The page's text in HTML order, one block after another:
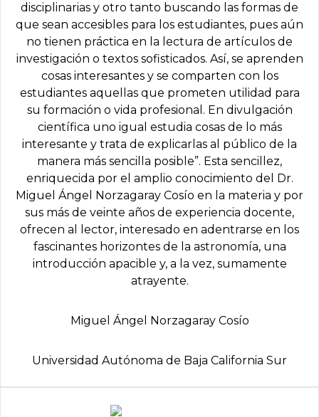
disciplinarias y otro tanto buscando las formas de
que sean accesibles para los estudiantes, pues aún
no tienen práctica en la lectura de artículos de
investigación o textos sofisticados. Así, se aprenden
cosas interesantes y se comparten con los
estudiantes aquellas que prometen utilidad para
su formación o vida profesional. En divulgación
científica uno igual estudia cosas de lo más
interesante y trata de explicarlas al público de la
manera más sencilla posible”. Esta sencillez,
enriquecida por el amplio conocimiento del Dr.
Miguel Ángel Norzagaray Cosío en la materia y por
sus más de veinte años de experiencia docente,
ofrecen al lector, interesado en adentrarse en los
fascinantes horizontes de la astronomía, una
introducción apacible y, a la vez, sumamente
atrayente.
Miguel Ángel Norzagaray Cosío
Universidad Autónoma de Baja California Sur